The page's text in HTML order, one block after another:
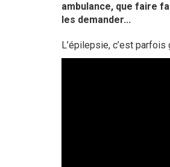
ambulance, que faire
les demander...
L’épilepsie, c’est parfois